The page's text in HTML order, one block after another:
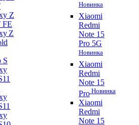
Z
FE
Z
S
Новинка
Xiaomi
Redmi
Note 15
Pro 5G
Новинка
Xiaomi
Redmi
Note 15
Pro Новинка
Xiaomi
Redmi
Note 15